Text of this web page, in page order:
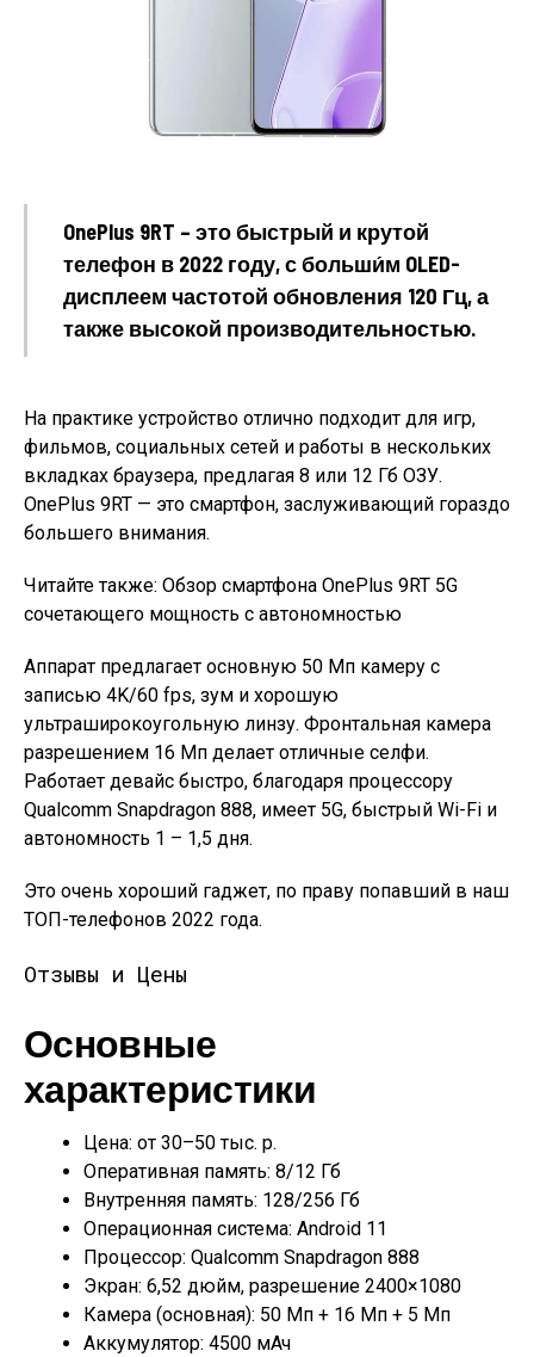
OnePlus 9RT – это быстрый и крутой
телефон в 2022 году, с больши́м OLED-
дисплеем частотой обновления 120 Гц, а
также высокой производительностью.
На практике устройство отлично подходит для игр,
фильмов, социальных сетей и работы в нескольких
вкладках браузера, предлагая 8 или 12 Гб ОЗУ.
OnePlus 9RT — это смартфон, заслуживающий гораздо
большего внимания.
Читайте также: Обзор смартфона OnePlus 9RT 5G
сочетающего мощность с автономностью
Аппарат предлагает основную 50 Мп камеру с
записью 4K/60 fps, зум и хорошую
ультраширокоугольную линзу. Фронтальная камера
разрешением 16 Мп делает отличные селфи.
Работает девайс быстро, благодаря процессору
Qualcomm Snapdragon 888, имеет 5G, быстрый Wi-Fi и
автономность 1 – 1,5 дня.
Это очень хороший гаджет, по праву попавший в наш
ТОП-телефонов 2022 года.
Отзывы и Цены
Основные
характеристики
Цена: от 30–50 тыс. р.
Оперативная память: 8/12 Гб
Внутренняя память: 128/256 Гб
Операционная система: Android 11
Процессор: Qualcomm Snapdragon 888
Экран: 6,52 дюйм, разрешение 2400×1080
Камера (основная): 50 Мп + 16 Мп + 5 Мп
Аккумулятор: 4500 мАч